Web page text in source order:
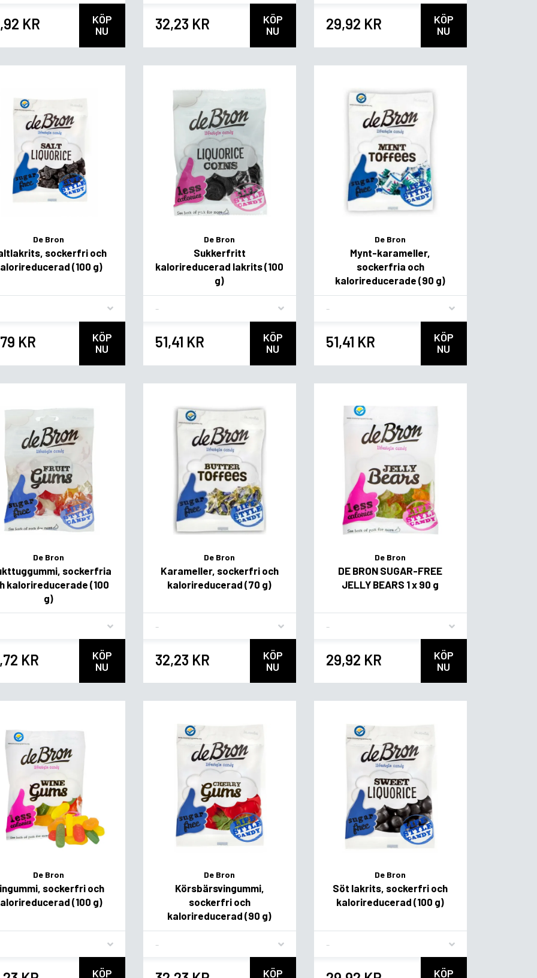
KR
KÖP
NU
32,23 KR
KÖP
NU
29,92 KR
KÖP
NU
De Bron
sockerfri och
(100 g)
KR
KÖP
NU
De Bron
Sukkerfritt
kalorireducerad lakrits (100
g)
51,41 KR
KÖP
NU
De Bron
Mynt-karameller,
sockerfria och
kalorireducerade (90 g)
51,41 KR
KÖP
NU
De Bron
sockerfria
kalorireducerade (100
g)
KR
KÖP
NU
De Bron
Karameller, sockerfri och
kalorireducerad (70 g)
32,23 KR
KÖP
NU
De Bron
DE BRON SUGAR-FREE
JELLY BEARS 1 x 90 g
29,92 KR
KÖP
NU
De Bron
sockerfri och
(100 g)
KÖP
De Bron
Körsbärsvingummi,
sockerfri och
kalorireducerad (90 g)
KÖP
De Bron
Söt lakrits, sockerfri och
kalorireducerad (100 g)
KÖP